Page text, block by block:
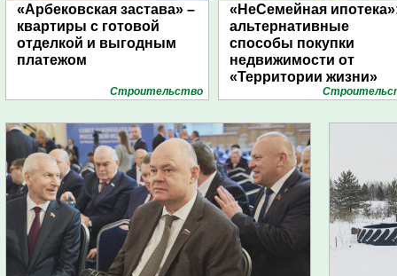
«Арбековская застава» –
квартиры с готовой
отделкой и выгодным
платежом
Строительство
«НеСемейная
альтернативные
способы покупки
недвижимости от
«Территории жизни»